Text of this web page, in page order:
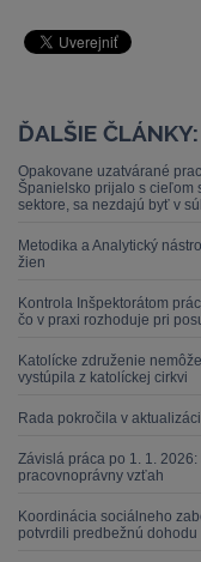
ĎALŠIE ČLÁNKY:
Opakovane uzatvárané
Španielsko prijalo s cieľom
sektore, sa nezdajú byť v
Metodika a Analytický
žien
Kontrola Inšpektorátom
čo v praxi rozhoduje pri
Katolícke združenie
vystúpila z katolíckej cirkvi
Rada pokročila v
Závislá práca po 1. 1.
pracovnoprávny vzťah
Koordinácia sociálneho
potvrdili predbežnú dohodu